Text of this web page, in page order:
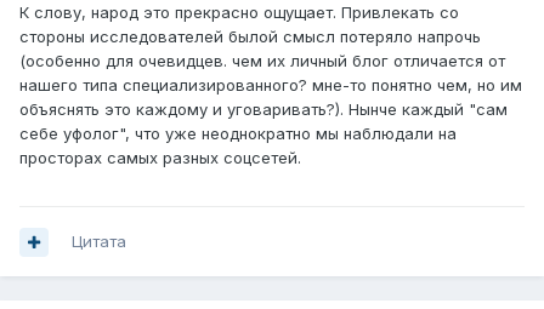
К слову, народ это прекрасно ощущает. Привлекать со
стороны исследователей былой смысл потеряло напрочь
(особенно для очевидцев. чем их личный блог отличается от
нашего типа специализированного? мне-то понятно чем, но им
объяснять это каждому и уговаривать?). Нынче каждый "сам
себе уфолог", что уже неоднократно мы наблюдали на
просторах самых разных соцсетей.
Цитата